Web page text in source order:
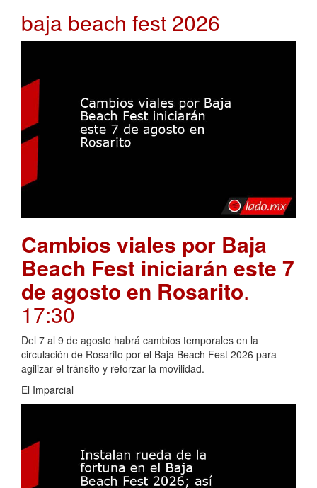
baja beach fest 2026
Cambios viales por Baja
Beach Fest iniciarán este 7
de agosto en Rosarito.
17:30
Del 7 al 9 de agosto habrá cambios temporales en la
circulación de Rosarito por el Baja Beach Fest 2026 para
agilizar el tránsito y reforzar la movilidad.
El Imparcial